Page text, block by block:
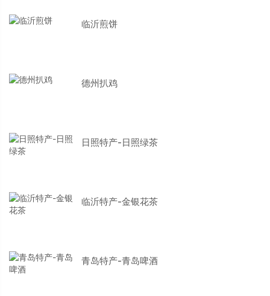
临沂煎饼
德州扒鸡
日照特产-日照绿茶
临沂特产-金银花茶
青岛特产-青岛啤酒